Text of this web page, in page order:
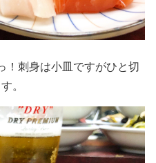
！刺身は小皿ですがひと切
。